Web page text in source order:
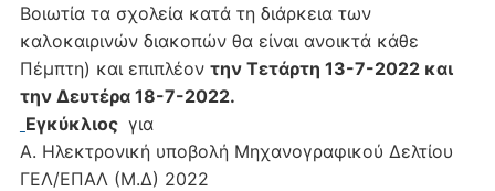
Βοιωτία τα σχολεία κατά τη διάρκεια των
καλοκαιρινών διακοπών θα είναι ανοικτά κάθε
Πέμπτη) και επιπλέον την Τετάρτη 13-7-2022 και
την Δευτέρα 18-7-2022.
Εγκύκλιος για
Α. Ηλεκτρονική υποβολή Μηχανογραφικού Δελτίου
ΓΕΛ/ΕΠΑΛ (Μ.Δ) 2022